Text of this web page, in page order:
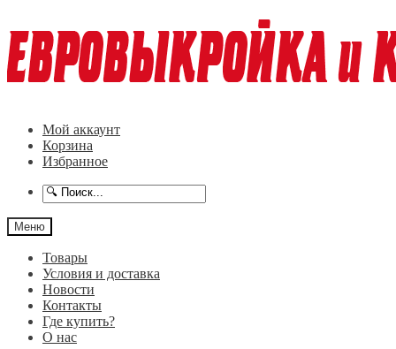
к
навигации
к
содержимому
Мой аккаунт
Корзина
Избранное
Меню
Товары
Условия и доставка
Новости
Контакты
Где купить?
О нас